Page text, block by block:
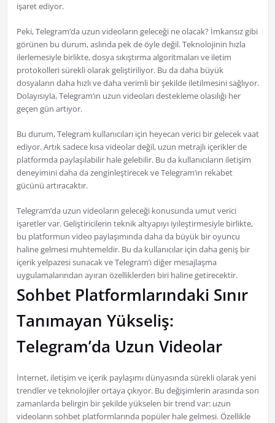
işaret ediyor.
Peki, Telegram’da uzun videoların geleceği ne olacak? İmkansız gibi
görünen bu durum, aslında pek de öyle değil. Teknolojinin hızla
ilerlemesiyle birlikte, dosya sıkıştırma algoritmaları ve iletim
protokolleri sürekli olarak geliştiriliyor. Bu da daha büyük
dosyaların daha hızlı ve daha verimli bir şekilde iletilmesini sağlıyor.
Dolayısıyla, Telegram’ın uzun videoları destekleme olasılığı her
geçen gün artıyor.
Bu durum, Telegram kullanıcıları için heyecan verici bir gelecek vaat
ediyor. Artık sadece kısa videolar değil, uzun metrajlı içerikler de
platformda paylaşılabilir hale gelebilir. Bu da kullanıcıların iletişim
deneyimini daha da zenginleştirecek ve Telegram’ın rekabet
gücünü artıracaktır.
Telegram’da uzun videoların geleceği konusunda umut verici
işaretler var. Geliştiricilerin teknik altyapıyı iyileştirmesiyle birlikte,
bu platformun video paylaşımında daha da büyük bir oyuncu
haline gelmesi muhtemeldir. Bu da kullanıcılar için daha geniş bir
içerik yelpazesi sunacak ve Telegram’ı diğer mesajlaşma
uygulamalarından ayıran özelliklerden biri haline getirecektir.
Sohbet Platformlarındaki Sınır
Tanımayan Yükseliş:
Telegram’da Uzun Videolar
İnternet, iletişim ve içerik paylaşımı dünyasında sürekli olarak yeni
trendler ve teknolojiler ortaya çıkıyor. Bu değişimlerin arasında son
zamanlarda belirgin bir şekilde yükselen bir trend var: uzun
videoların sohbet platformlarında popüler hale gelmesi. Özellikle